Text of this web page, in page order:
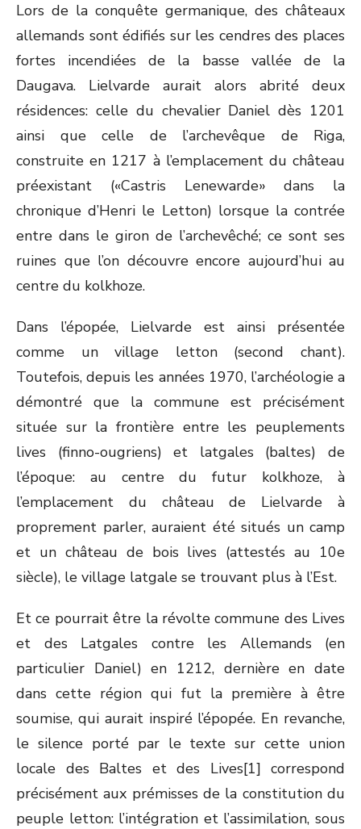
Lors de la conquête germanique, des châteaux
allemands sont édifiés sur les cendres des places
fortes incendiées de la basse vallée de la
Daugava. Lielvarde aurait alors abrité deux
résidences: celle du chevalier Daniel dès 1201
ainsi que celle de l’archevêque de Riga,
construite en 1217 à l’emplacement du château
préexistant («Castris Lenewarde» dans la
chronique d’Henri le Letton) lorsque la contrée
entre dans le giron de l’archevêché; ce sont ses
ruines que l’on découvre encore aujourd’hui au
centre du kolkhoze.
Dans l’épopée, Lielvarde est ainsi présentée
comme un village letton (second chant).
Toutefois, depuis les années 1970, l’archéologie a
démontré que la commune est précisément
située sur la frontière entre les peuplements
lives (finno-ougriens) et latgales (baltes) de
l’époque: au centre du futur kolkhoze, à
l’emplacement du château de Lielvarde à
proprement parler, auraient été situés un camp
et un château de bois lives (attestés au 10e
siècle), le village latgale se trouvant plus à l’Est.
Et ce pourrait être la révolte commune des Lives
et des Latgales contre les Allemands (en
particulier Daniel) en 1212, dernière en date
dans cette région qui fut la première à être
soumise, qui aurait inspiré l’épopée. En revanche,
le silence porté par le texte sur cette union
locale des Baltes et des Lives[1] correspond
précisément aux prémisses de la constitution du
peuple letton: l’intégration et l’assimilation, sous